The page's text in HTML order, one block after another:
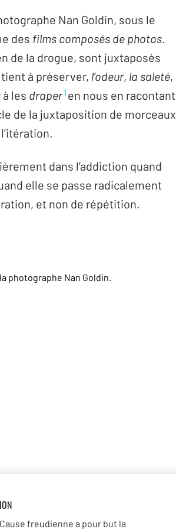
Nan Goldin, sous le
des films composés de photos.
de la drogue, sont juxtaposés
à préserver, l’odeur, la saleté,
les draper1 en nous en racontant
de la juxtaposition de morceaux
dans l’addiction quand
elle se passe radicalement
et non de répétition.
photographe Nan Goldin.
Cause freudienne a pour but la